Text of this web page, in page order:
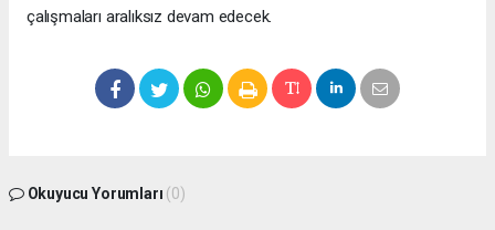
çalışmaları aralıksız devam edecek.
Okuyucu Yorumları (0)